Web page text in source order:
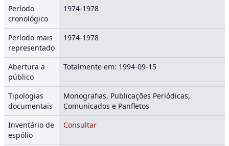
Período
cronológico
1974-1978
Período mais
representado
1974-1978
Abertura a
público
Totalmente em: 1994-09-15
Tipologias
documentais
Monografias, Publicações Periódicas,
Comunicados e Panfletos
Inventário de
espólio
Consultar